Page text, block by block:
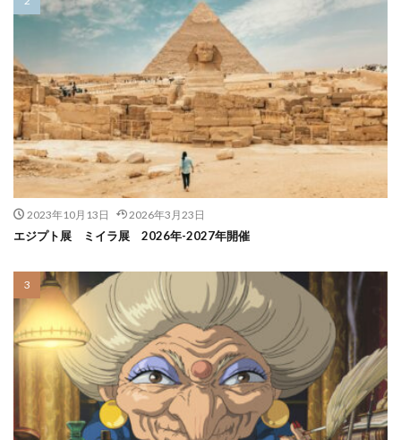
2023年10月13日 2026年3月23日
エジプト展 ミイラ展 2026年-2027年開催